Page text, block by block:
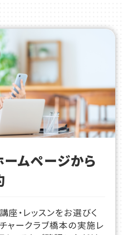
ムページから
座・レッスンをお選びく
ャークラブ橋本の実施レ